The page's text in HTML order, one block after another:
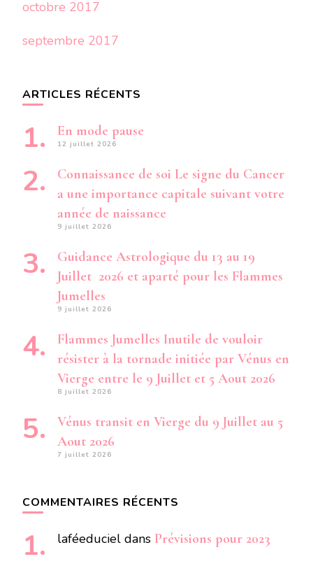
octobre 2017
septembre 2017
ARTICLES RÉCENTS
En mode pause
12 juillet 2026
Connaissance de soi Le signe du Cancer
a une importance capitale suivant votre
année de naissance
9 juillet 2026
Guidance Astrologique du 13 au 19
Juillet 2026 et aparté pour les Flammes
Jumelles
9 juillet 2026
Flammes Jumelles Inutile de vouloir
résister à la tornade initiée par Vénus en
Vierge entre le 9 Juillet et 5 Aout 2026
8 juillet 2026
Vénus transit en Vierge du 9 Juillet au 5
Aout 2026
7 juillet 2026
COMMENTAIRES RÉCENTS
laféeduciel dans Prévisions pour 2023